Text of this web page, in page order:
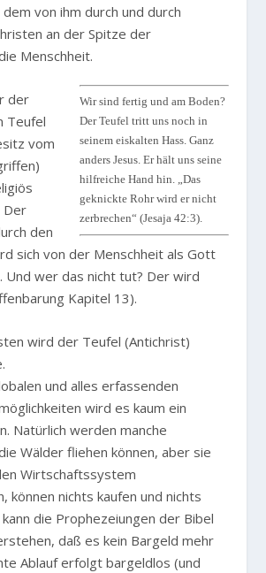
dem von ihm durch und durch
an der Spitze der
Menschheit.
Wir sind fertig und am Boden?
Der Teufel tritt uns noch in
seinem eiskalten Hass. Ganz
anders Jesus. Er hält uns seine
hilfreiche Hand hin. „Das
geknickte Rohr wird er nicht
zerbrechen“ (Jesaja 42:3).
der
Teufel
vom
Der
den
sich von der Menschheit als Gott
Und wer das nicht tut? Der wird
Kapitel 13).
wird der Teufel (Antichrist)
und alles erfassenden
wird es kaum ein
Natürlich werden manche
Wälder fliehen können, aber sie
Wirtschaftssystem
können nichts kaufen und nichts
die Prophezeiungen der Bibel
daß es kein Bargeld mehr
Ablauf erfolgt bargeldlos (und